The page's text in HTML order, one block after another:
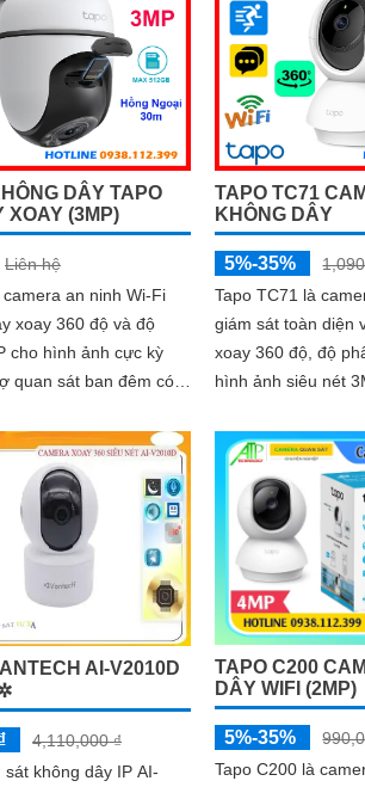
ngày lẫn đêm
10m, báo động
nháy, mang đến
toàn diện, với khe
tới 512GB lưu trữ
DÂY TAPO
XOAY (3MP)
Liên hệ
an ninh Wi-Fi
xoay 360 độ và độ
cho hình ảnh cực kỳ
chân thực và lưu trữ
cắm thẻ nhớ lên tới
TAPO TC71
KHÔNG DÂY
5%-35%
Tapo TC71 là
giám sát toàn diện
xoay 360 độ, độ
hình ảnh siêu nét
dõi rõ ràng cả ngày
đàm thoại 2
động và báo động
TC71 không chỉ
khắc quan trọng
vệ an toàn cho
AI-V2010D
4,110,000 ₫
không dây IP AI-
TAPO C200
DÂY WIFI (2MP)
5%-35%
Tapo C200 là